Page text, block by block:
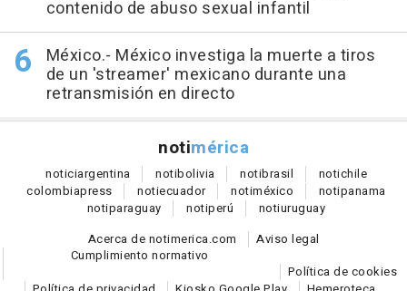
contenido de abuso sexual infantil
México.- México investiga la muerte a tiros
de un 'streamer' mexicano durante una
retransmisión en directo
notimérica
noticiargentina notibolivia notibrasil notichile
colombiapress notiecuador notiméxico notipanama
notiparaguay notiperú notiuruguay
Acerca de notimerica.com
Aviso legal
Cumplimiento normativo
Política de cookies